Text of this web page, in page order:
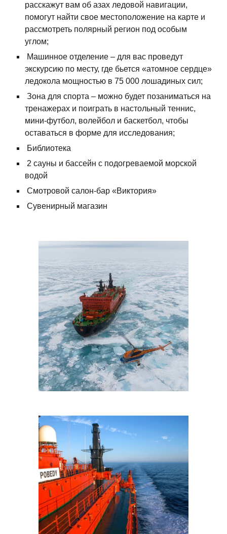
расскажут вам об азах ледовой навигации,
помогут найти свое местоположение на карте и
рассмотреть полярный регион под особым
углом;
Машинное отделение – для вас проведут
экскурсию по месту, где бьется «атомное сердце»
ледокола мощностью в 75 000 лошадиных сил;
Зона для спорта – можно будет позаниматься на
тренажерах и поиграть в настольный теннис,
мини-футбол, волейбол и баскетбол, чтобы
оставаться в форме для исследования;
Библиотека
2 сауны и бассейн с подогреваемой морской
водой
Смотровой салон-бар «Виктория»
Сувенирный магазин